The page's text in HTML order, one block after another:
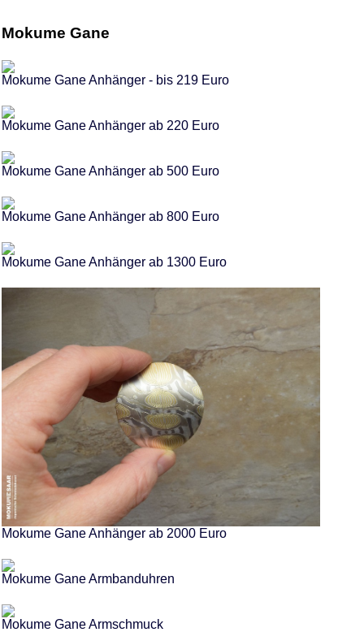
Mokume Gane
Mokume Gane Anhänger - bis 219 Euro
Mokume Gane Anhänger ab 220 Euro
Mokume Gane Anhänger ab 500 Euro
Mokume Gane Anhänger ab 800 Euro
Mokume Gane Anhänger ab 1300 Euro
Mokume Gane Anhänger ab 2000 Euro
Mokume Gane Armbanduhren
Mokume Gane Armschmuck